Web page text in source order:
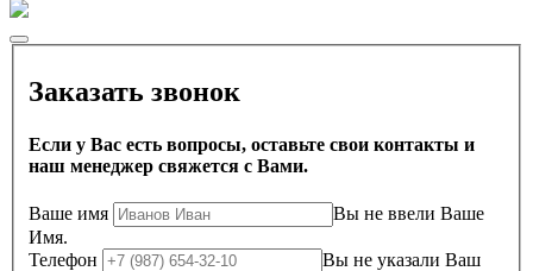
Заказать звонок
Если у Вас есть вопросы, оставьте свои контакты и
наш менеджер свяжется с Вами.
Ваше имя
Вы не ввели Ваше
Имя.
Телефон
Вы не указали Ваш